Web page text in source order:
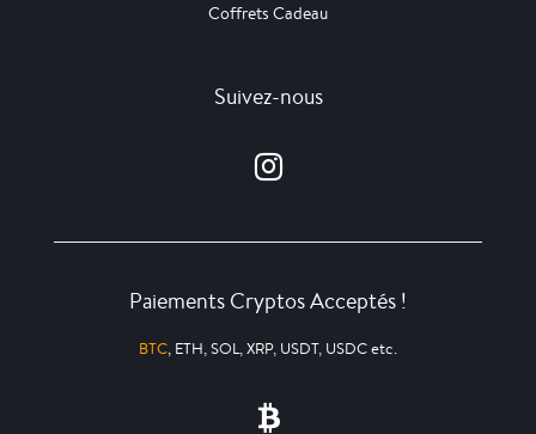
Coffrets Cadeau
Suivez-nous
Paiements Cryptos Acceptés !
BTC, ETH, SOL, XRP, USDT, USDC etc.